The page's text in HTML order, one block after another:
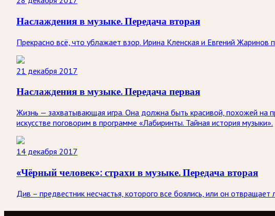
Наслаждения в музыке. Передача вторая
Прекрасно всё, что ублажает взор. Ирина Кленская и Евгений
21 декабря 2017
Наслаждения в музыке. Передача первая
Жизнь — захватывающая игра. Она должна быть красивой, похожей на
искусстве поговорим в программе «Лабиринты. Тайная история музыки».
14 декабря 2017
«Чёрный человек»: страхи в музыке. Передача вторая
Див – предвестник несчастья, которого все боялись, или он